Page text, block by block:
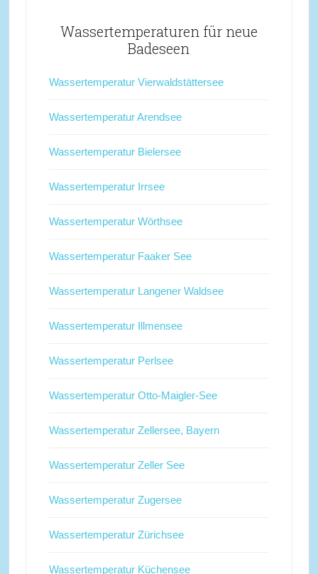
Wassertemperaturen für neue
Badeseen
Wassertemperatur Vierwaldstättersee
Wassertemperatur Arendsee
Wassertemperatur Bielersee
Wassertemperatur Irrsee
Wassertemperatur Wörthsee
Wassertemperatur Faaker See
Wassertemperatur Langener Waldsee
Wassertemperatur Illmensee
Wassertemperatur Perlsee
Wassertemperatur Otto-Maigler-See
Wassertemperatur Zellersee, Bayern
Wassertemperatur Zeller See
Wassertemperatur Zugersee
Wassertemperatur Zürichsee
Wassertemperatur Küchensee